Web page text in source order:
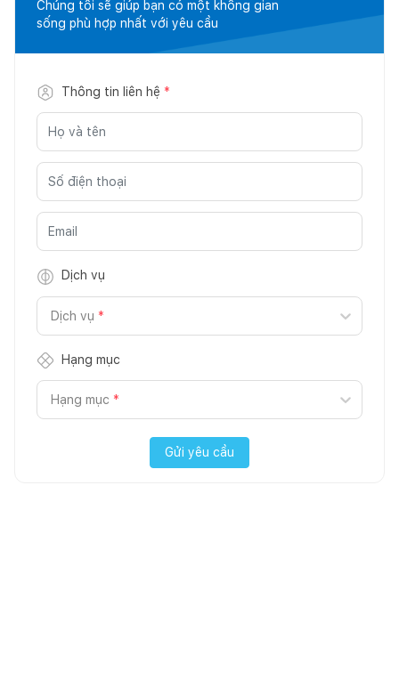
Chúng tôi sẽ giúp bạn có một không gian
sống phù hợp nhất với yêu cầu
Thông tin liên hệ *
Dịch vụ
Dịch vụ *
Hạng mục
Hạng mục *
Gửi yêu cầu